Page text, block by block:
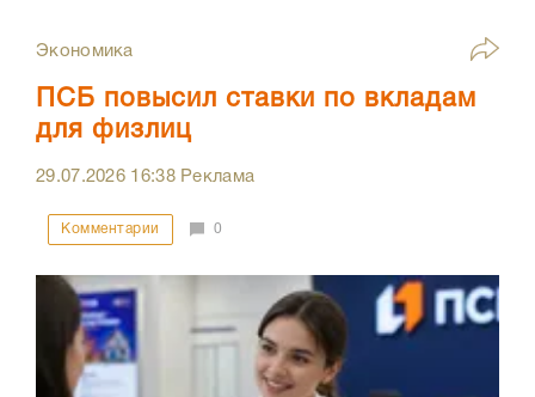
Экономика
ПСБ повысил ставки по вкладам
для физлиц
29.07.2026 16:38Реклама
Комментарии 0